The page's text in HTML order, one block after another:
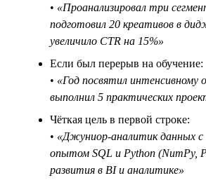
• «Проанализировал три
подготовил 20 креативов в
увеличило CTR на 15%»
Если был перерыв на обучение:
• «Год посвятил интенсивному
выполнил 5 практических
Чёткая цель в первой строке:
• «Джуниор-аналитик данных с
опытом SQL и Python (NumPy,
развития в BI и аналитике»